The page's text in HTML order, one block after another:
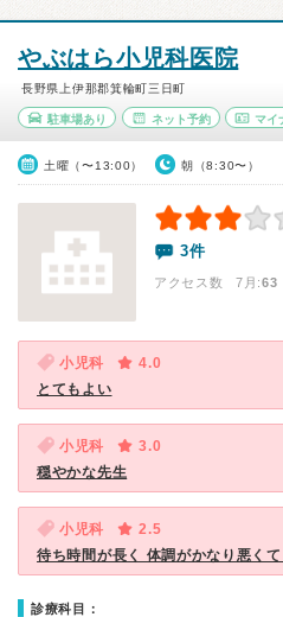
やぶはら小児科医院
長野県上伊那郡箕輪町三日町
駐車場あり ネット予約 マイ
土曜（〜13:00） 朝（8:30〜）
3件
アクセス数 7月:63
小児科
4.0
とてもよい
小児科
3.0
穏やかな先生
小児科
2.5
待ち時間が長く 体調がかなり悪く
診療科目：